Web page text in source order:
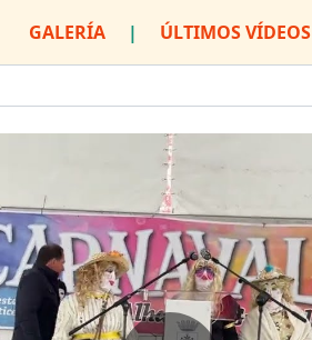
GALERÍA | ÚLTIMOS VÍDEOS